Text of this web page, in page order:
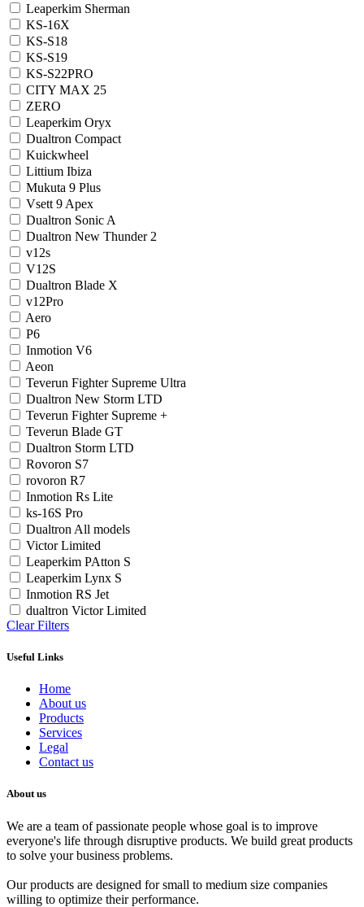
Leaperkim Sherman
KS-16X
KS-S18
KS-S19
KS-S22PRO
CITY MAX 25
ZERO
Leaperkim Oryx
Dualtron Compact
Kuickwheel
Littium Ibiza
Mukuta 9 Plus
Vsett 9 Apex
Dualtron Sonic A
Dualtron New Thunder 2
v12s
V12S
Dualtron Blade X
v12Pro
Aero
P6
Inmotion V6
Aeon
Teverun Fighter Supreme Ultra
Dualtron New Storm LTD
Teverun Fighter Supreme +
Teverun Blade GT
Dualtron Storm LTD
Rovoron S7
rovoron R7
Inmotion Rs Lite
ks-16S Pro
Dualtron All models
Victor Limited
Leaperkim PAtton S
Leaperkim Lynx S
Inmotion RS Jet
dualtron Victor Limited
Clear Filters
Useful Links
Home
About us
Products
Services
Legal
Contact us
About us
We are a team of passionate people whose goal is to improve
everyone's life through disruptive products. We build great products
to solve your business problems.
Our products are designed for small to medium size companies
willing to optimize their performance.